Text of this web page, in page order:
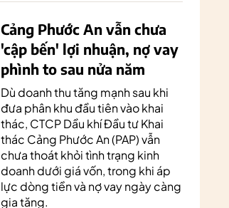
Cảng Phước An vẫn chưa
'cập bến' lợi nhuận, nợ vay
phình to sau nửa năm
Dù doanh thu tăng mạnh sau khi
đưa phân khu đầu tiên vào khai
thác, CTCP Dầu khí Đầu tư Khai
thác Cảng Phước An (PAP) vẫn
chưa thoát khỏi tình trạng kinh
doanh dưới giá vốn, trong khi áp
lực dòng tiền và nợ vay ngày càng
gia tăng.